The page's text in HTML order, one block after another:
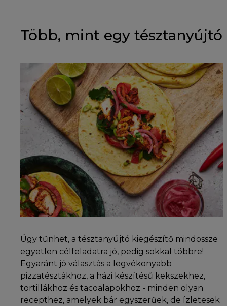
Több, mint egy tésztanyújtó
Úgy tűnhet, a tésztanyújtó kiegészítő mindössze
egyetlen célfeladatra jó, pedig sokkal többre!
Egyaránt jó választás a legvékonyabb
pizzatésztákhoz, a házi készítésű kekszekhez,
tortillákhoz és tacoalapokhoz - minden olyan
recepthez, amelyek bár egyszerűek, de ízletesek